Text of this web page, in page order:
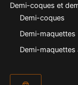
Demi-coques et
Demi-coques
Demi-maquettes
Demi-maquettes